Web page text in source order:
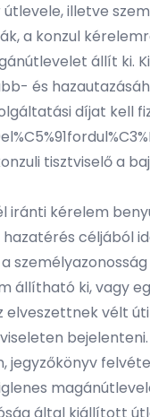
illetve
a konzul
állít ki.
és
díjat kell
tisztviselő a
iránti kérelem
céljából
ki, vagy
vélt
bejelenteni.
jegyzőkönyv